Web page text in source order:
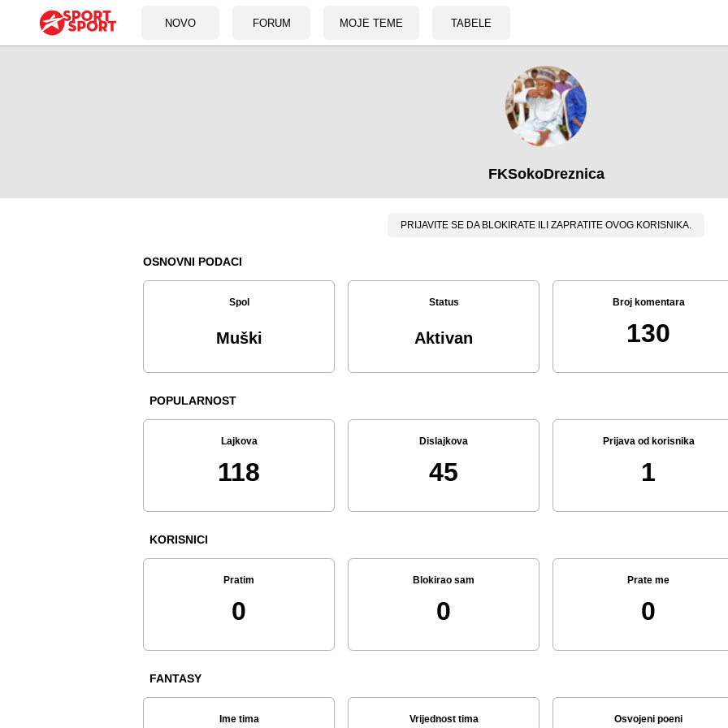
NOVO FORUM MOJE TEME TABELE
FKSokoDreznica
PRIJAVITE SE DA BLOKIRATE ILI ZAPRATITE OVOG KORISNIKA.
OSNOVNI PODACI
Spol
Muški
Status
Aktivan
Broj komentara
130
POPULARNOST
Lajkova
118
Dislajkova
45
Prijava od korisnika
1
KORISNICI
Pratim
0
Blokirao sam
0
Prate me
0
FANTASY
Ime tima Vrijednost tima Osvojeni poeni